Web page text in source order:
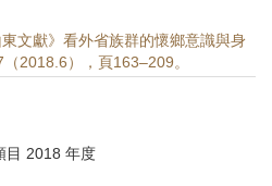
文獻》看外省族群的懷鄉意識與身
2018.6），頁163–209。
目 2018 年度